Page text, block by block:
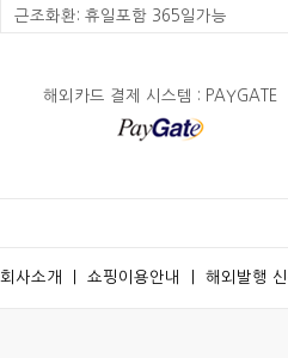
근조화환: 휴일포함 365일가능
해외카드 결제 시스템 : PAYGATE
회사소개 쇼핑이용안내 해외발행